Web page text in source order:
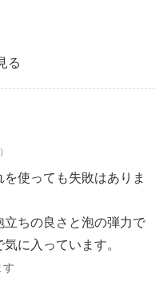
る
使っても失敗はありま
ちの良さと泡の弾力で
に入っています。
す